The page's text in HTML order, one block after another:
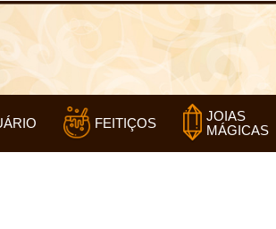
FEITIÇOS
JOIAS
MÁGICAS